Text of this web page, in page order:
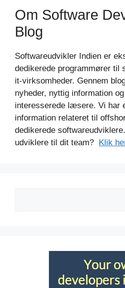
Om Software
Blog
Softwareudvikler Indien er
dedikerede programmører til
it-virksomheder. Gennem
nyheder, nyttig information
interesserede læsere. Vi har
information relateret til
dedikerede
udviklere til dit team? Klik